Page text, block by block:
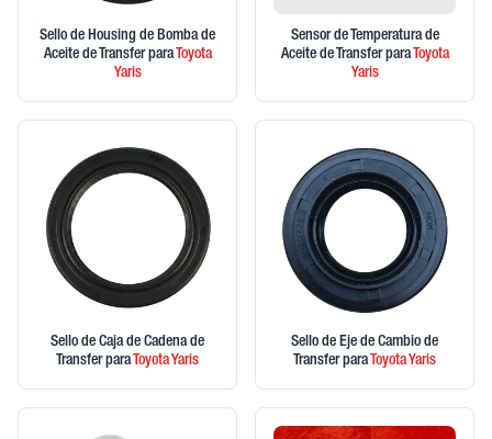
Sello de Housing de Bomba de
Aceite de Transfer para Toyota
Yaris
Sensor de Temperatura de
Aceite de Transfer para Toyota
Yaris
Sello de Caja de Cadena de
Transfer para ToyotaYaris
Sello de Eje de Cambio de
Transfer para ToyotaYaris